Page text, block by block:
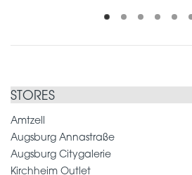
STORES
Amtzell
Augsburg Annastraße
Augsburg Citygalerie
Kirchheim Outlet